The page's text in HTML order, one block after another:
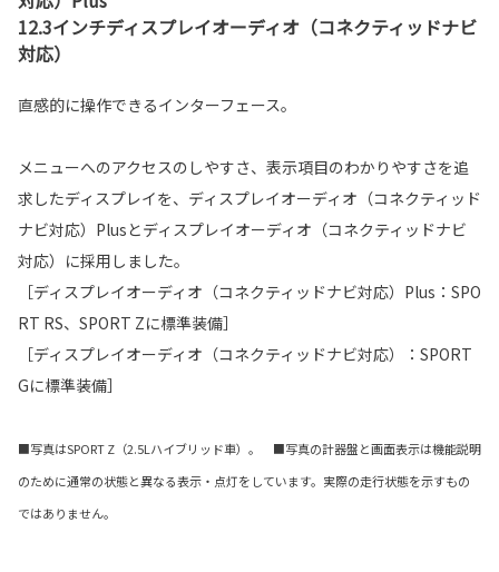
12.3インチディスプレイオーディオ（コネクティッドナビ
対応）
直感的に操作できるインターフェース。
メニューへのアクセスのしやすさ、表示項目のわかりやすさを追
求したディスプレイを、ディスプレイオーディオ（コネクティッド
ナビ対応）Plusとディスプレイオーディオ（コネクティッドナビ
対応）に採用しました。
［ディスプレイオーディオ（コネクティッドナビ対応）Plus：SPO
RT RS、SPORT Zに標準装備］
［ディスプレイオーディオ（コネクティッドナビ対応）：SPORT
Gに標準装備］
■写真はSPORT Z（2.5Lハイブリッド車）。 ■写真の計器盤と画面表示は機能説明
のために通常の状態と異なる表示・点灯をしています。実際の走行状態を示すもの
ではありません。